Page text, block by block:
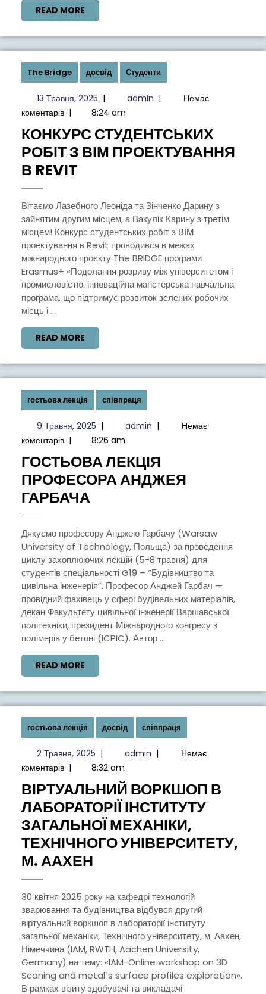
READ MORE
MORE
The Bridge досвід Студенти
13 Травня, 202513
Травня,
| admin admin
|
Немає
коментарів | 8:24 am
КОНКУРС СТУДЕНТСЬКИХ
РОБІТ З ВІМ ПРОЕКТУВАННЯ
В REVIT
РОБІТ
З
ВІМ
ПРОЕКТУВАННЯ
В
REVIT
Вітаємо Лазебного Леоніда та Зінченко Дарину з
зайнятим другим місцем, а Вакулік Карину з третім
місцем! Конкурс студентських робіт з ВІМ
проектування в Revit проводився в межах
міжнародного проєкту The BRIDGE програми
Erasmus+ «Подолання розриву між університетом і
промисловістю: інноваційна магістерська навчальна
програма, що підтримує розвиток зелених робочих
місць і ...
READ MORE
MORE
гостьова лекція співпраця
9 Травня, 20259
Травня,
| admin admin
|
Немає
коментарів | 8:26 am
ГОСТЬОВА ЛЕКЦІЯ
ПРОФЕСОРА АНДЖЕЯ
ГАРБАЧАГОСТЬОВА
ПРОФЕСОРА
АНДЖЕЯ
ГАРБАЧА
Дякуємо професору Анджею Гарбачу (Warsaw
University of Technology, Польща) за проведення
циклу захоплюючих лекцій (5-8 травня) для
студентів спеціальності G19 – “Будівництво та
цивільна інженерія”. Професор Анджей Гарбач —
провідний фахівець у сфері будівельних матеріалів,
декан Факультету цивільної інженерії Варшавської
політехніки, президент Міжнародного конгресу з
полімерів у бетоні (ICPIC). Автор ...
READ MORE
MORE
гостьова лекція досвід співпраця
2 Травня, 20252
Травня,
| admin admin
|
Немає
коментарів | 8:32 am
ВІРТУАЛЬНИЙ ВОРКШОП В
ЛАБОРАТОРІЇ ІНСТИТУТУ
ЗАГАЛЬНОЇ МЕХАНІКИ,
ТЕХНІЧНОГО УНІВЕРСИТЕТУ,
М. ААХЕН
В
ЛАБОРАТОРІЇ
ІНСТИТУТУ
ЗАГАЛЬНОЇ
МЕХАНІКИ,
ТЕХНІЧНОГО
30 квітня 2025 року на кафедрі технологій
зварювання та будівництва відбувся другий
віртуальний воркшоп в лабораторії інституту
загальної механіки, Технічного університету, м. Аахен,
Німеччина (IAM, RWTH, Aachen University,
Germany) на тему: «IAM-Online workshop on 3D
Scaning and metal`s surface profiles exploration».
В рамках візиту здобувачі та викладачі